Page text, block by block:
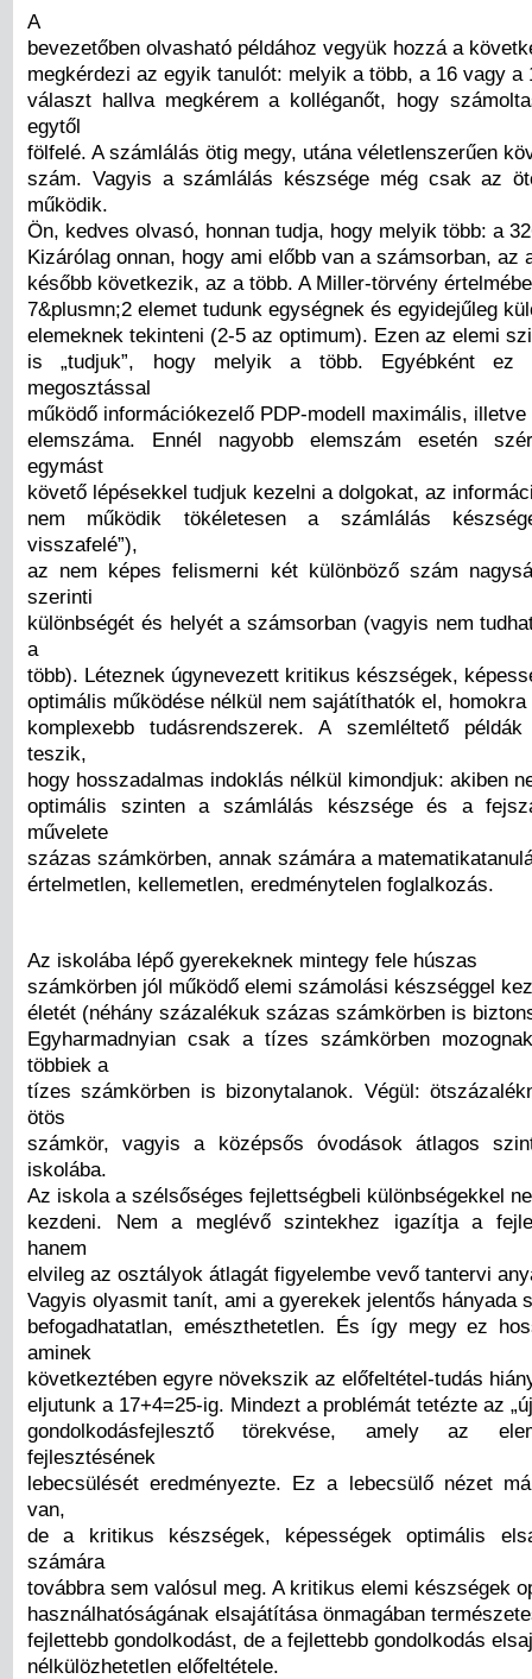
A
bevezetőben olvasható példához vegyük hozzá a
megkérdezi az egyik tanulót: melyik a több, a 16 vagy a
választ hallva megkérem a kolléganőt, hogy
egytől
fölfelé. A számlálás ötig megy, utána véletlenszerűen
szám. Vagyis a számlálás készsége még csak az
működik.
Ön, kedves olvasó, honnan tudja, hogy melyik több: a
Kizárólag onnan, hogy ami előbb van a számsorban, az
később következik, az a több. A Miller-törvény
7&plusmn;2 elemet tudunk egységnek és egyidejűleg
elemeknek tekinteni (2-5 az optimum). Ezen az elemi
is „tudjuk”, hogy melyik a több. Egyébként ez
megosztással
működő információkezelő PDP-modell maximális,
elemszáma. Ennél nagyobb elemszám esetén
egymást
követő lépésekkel tudjuk kezelni a dolgokat, az
nem működik tökéletesen a számlálás
visszafelé”),
az nem képes felismerni két különböző szám
szerinti
különbségét és helyét a számsorban (vagyis nem
a
több). Léteznek úgynevezett kritikus készségek,
optimális működése nélkül nem sajátíthatók el, homokra
komplexebb tudásrendszerek. A szemléltető
teszik,
hogy hosszadalmas indoklás nélkül kimondjuk: akiben
optimális szinten a számlálás készsége és a
művelete
százas számkörben, annak számára a
értelmetlen, kellemetlen, eredménytelen foglalkozás.
Az iskolába lépő gyerekeknek mintegy fele húszas
számkörben jól működő elemi számolási készséggel
életét (néhány százalékuk százas számkörben is
Egyharmadnyian csak a tízes számkörben
többiek a
tízes számkörben is bizonytalanok. Végül:
ötös
számkör, vagyis a középsős óvodások átlagos
iskolába.
Az iskola a szélsőséges fejlettségbeli különbségekkel
kezdeni. Nem a meglévő szintekhez igazítja a
hanem
elvileg az osztályok átlagát figyelembe vevő tantervi
Vagyis olyasmit tanít, ami a gyerekek jelentős hányada
befogadhatatlan, emészthetetlen. És így megy ez
aminek
következtében egyre növekszik az előfeltétel-tudás
eljutunk a 17+4=25-ig. Mindezt a problémát tetézte az
gondolkodásfejlesztő törekvése, amely az
fejlesztésének
lebecsülését eredményezte. Ez a lebecsülő nézet
van,
de a kritikus készségek, képességek optimális
számára
továbbra sem valósul meg. A kritikus elemi készségek
használhatóságának elsajátítása önmagában
fejlettebb gondolkodást, de a fejlettebb gondolkodás
nélkülözhetetlen előfeltétele.